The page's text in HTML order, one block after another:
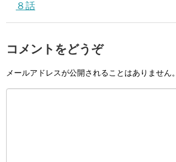
８話
コメントをどうぞ
メールアドレスが公開されることはありません。